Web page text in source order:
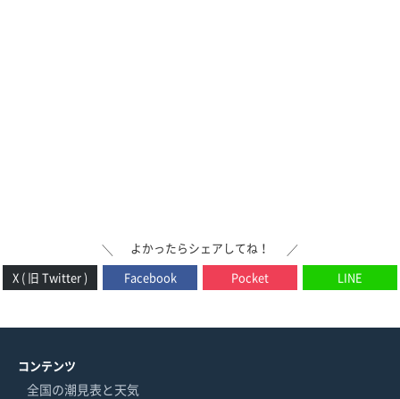
＼ よかったらシェアしてね！
／
X ( 旧 Twitter )
Facebook Pocket LINE
コンテンツ
全国の潮見表と天気